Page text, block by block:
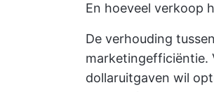
En hoeveel verkoop
De verhouding
marketingefficiëntie.
dollaruitgaven wil